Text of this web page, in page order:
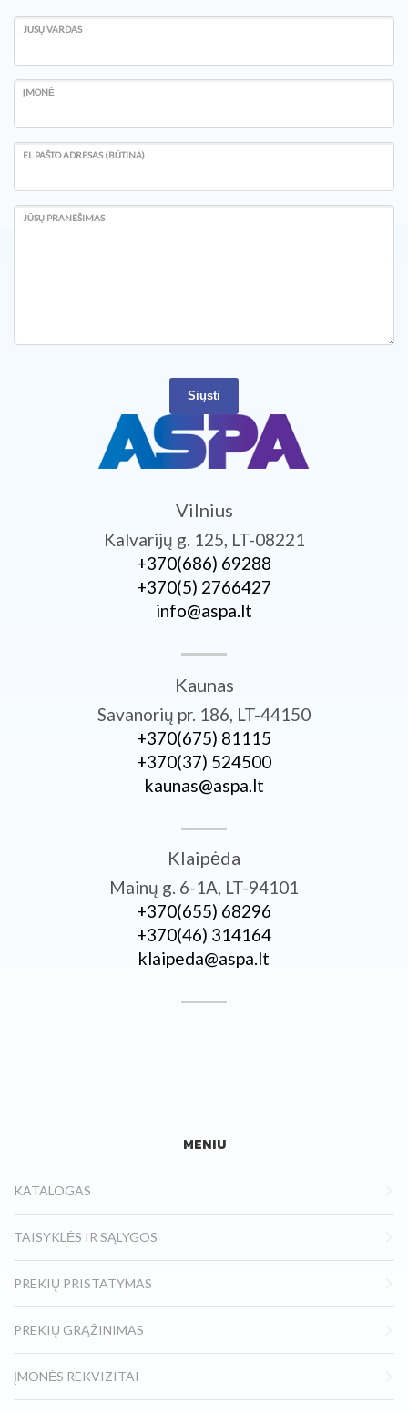
JŪSŲ VARDAS
ĮMONĖ
EL.PAŠTO ADRESAS (BŪTINA)
JŪSŲ PRANEŠIMAS
Siųsti
Vilnius
Kalvarijų g. 125, LT-08221
+370­(686) 69288
+370­(5) 2766427
info@aspa.lt
Kaunas
Savanorių pr. 186, LT-44150
+370­(675) 81115
+370­(37) 524500
kaunas@aspa.lt
Klaipėda
Mainų g. 6-1A, LT-94101
+370­(655) 68296
+370­(46) 314164
klaipeda@aspa.lt
MENIU
KATALOGAS
TAISYKLĖS IR SĄLYGOS
PREKIŲ PRISTATYMAS
PREKIŲ GRĄŽINIMAS
ĮMONĖS REKVIZITAI